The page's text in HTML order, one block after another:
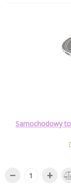
Samochodowy
− +